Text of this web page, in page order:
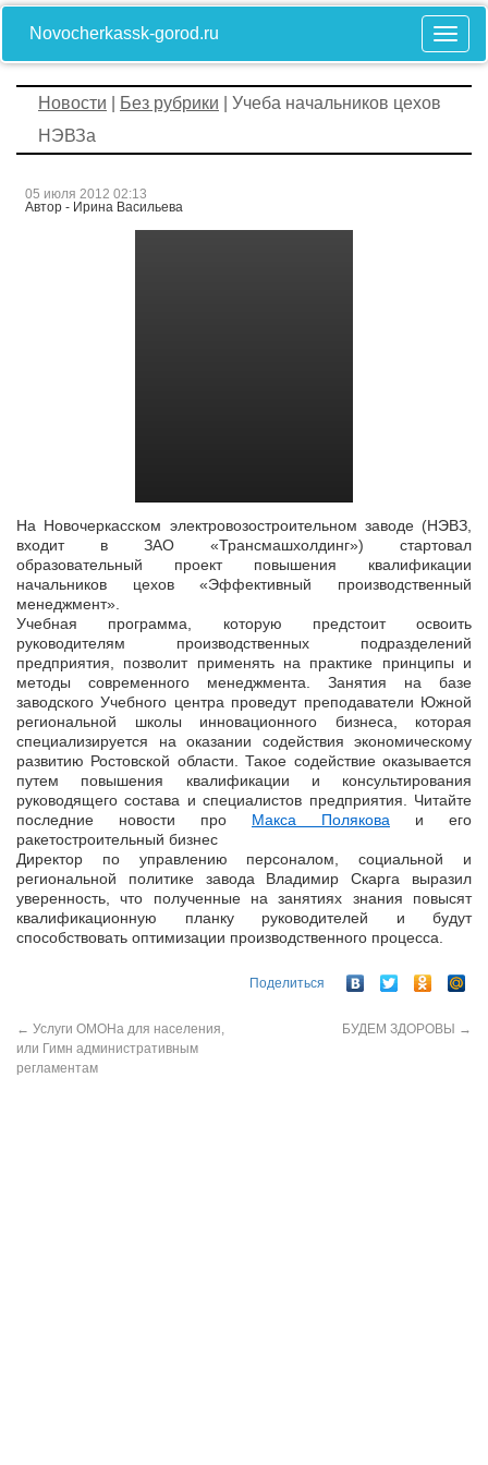
Novocherkassk-gorod.ru
Новости Без рубрики | Учеба начальников цехов
НЭВЗа
05 июля 2012 02:13
Автор - Ирина Васильева
На Новочеркасском электровозостроительном заводе (НЭВЗ,
входит в ЗАО «Трансмашхолдинг») стартовал
образовательный проект повышения квалификации
начальников цехов «Эффективный производственный
менеджмент».
Учебная программа, которую предстоит освоить
руководителям производственных подразделений
предприятия, позволит применять на практике принципы и
методы современного менеджмента. Занятия на базе
заводского Учебного центра проведут преподаватели Южной
региональной школы инновационного бизнеса, которая
специализируется на оказании содействия экономическому
развитию Ростовской области. Такое содействие оказывается
путем повышения квалификации и консультирования
руководящего состава и специалистов предприятия. Читайте
последние новости про Макса Полякова и его
ракетостроительный бизнес
Директор по управлению персоналом, социальной и
региональной политике завода Владимир Скарга выразил
уверенность, что полученные на занятиях знания повысят
квалификационную планку руководителей и будут
способствовать оптимизации производственного процесса.
Поделиться
← Услуги ОМОНа для населения,
или Гимн административным
регламентам
БУДЕМ ЗДОРОВЫ →